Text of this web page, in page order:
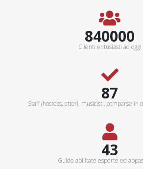
900000+
Clienti entusiasti ad oggi
100+
Staff (hostess, attori, musicisti, comparse in
50+
Guide abilitate esperte ed